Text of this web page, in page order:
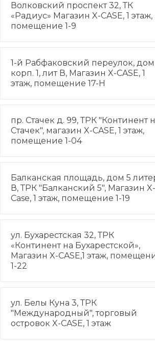
Волковский проспект 32, ТК
«Радиус» Магазин X-CASE, 1 этаж,
помещение 1-9
1-й Рабфаковский переулок, дом
корп. 1, лит В, Магазин X-CASE, 1
этаж, помещение 17-Н
пр. Стачек д. 99, ТРК "Континент
Стачек", магазин X-CASE, 1 этаж,
помещение 1-04
Балканская площадь, дом 5
В, ТРК "Балканский 5", Магазин X-
Case, 1 этаж, помещение 1-19
ул. Бухарестская 32, ТРК
«Континент на Бухарестской»,
Магазин X-CASE,1 этаж,
1-22
ул. Белы Куна 3, ТРК
"Международный", торговый
островок X-CASE, 1 этаж